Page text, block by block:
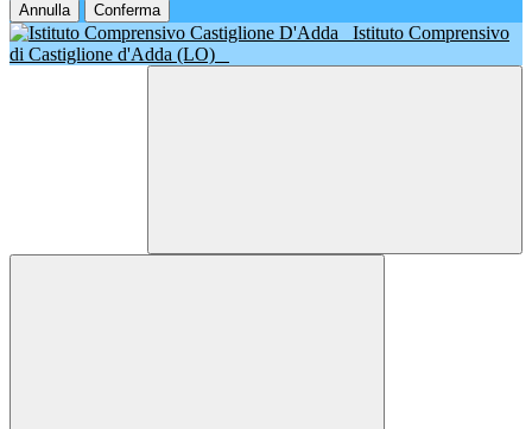
Annulla Conferma
Istituto Comprensivo
di Castiglione d'Adda (LO)